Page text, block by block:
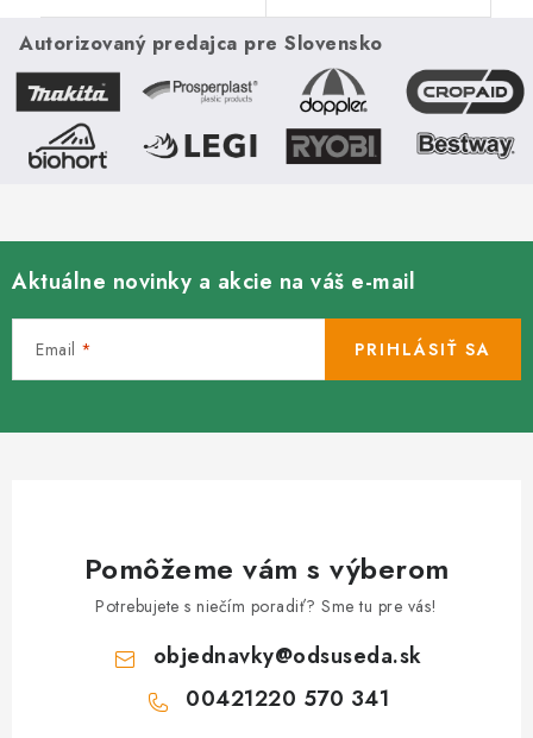
cm, Materiál hliník.
Kompatibilné s radom
KGT Rhodo.
cm, Materiál hliník.
Kompatibilné s radom
KGT Jasmin.
Autorizovaný predajca pre Slovensko
Aktuálne novinky a akcie na váš e-mail
Email PRIHLÁSIŤ SA
Pomôžeme vám s výberom
Potrebujete s niečím poradiť? Sme tu pre vás!
objednavky@odsuseda.sk
00421220 570 341